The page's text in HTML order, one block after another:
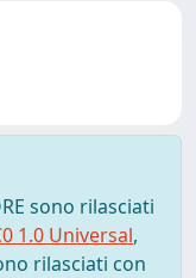
sono rilasciati
1.0 Universal,
rilasciati con